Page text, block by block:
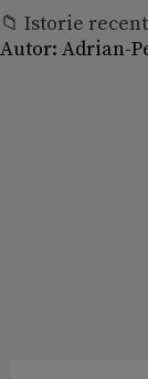
📁 Istorie
Autor: Adrian-